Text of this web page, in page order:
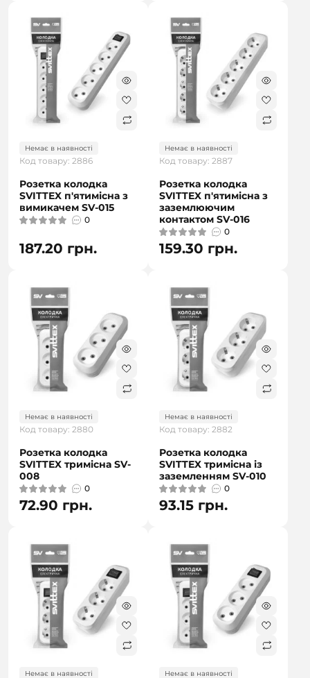
Немає в наявності
Код товару: 2886
Розетка колодка
SVITTEX п'ятимісна з
вимикачем SV-015
0
187.20 грн.
Немає в наявності
Код товару: 2887
Розетка колодка
SVITTEX п'ятимісна з
заземлюючим
контактом SV-016
0
159.30 грн.
Немає в наявності
Код товару: 2880
Розетка колодка
SVITTEX тримісна SV-
008
0
72.90 грн.
Немає в наявності
Код товару: 2882
Розетка колодка
SVITTEX тримісна із
заземленням SV-010
0
93.15 грн.
Немає в наявності Немає в наявності